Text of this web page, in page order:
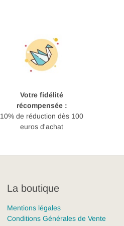
Votre fidélité
récompensée :
10% de réduction dès 100
euros d'achat
La boutique
Mentions légales
Conditions Générales de Vente